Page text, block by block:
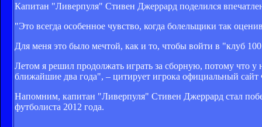
Капитан "Ливерпуля" Стивен Джеррард поделился
"Это всегда особенное чувство, когда болельщики так
Для меня это было мечтой, как и то, чтобы войти в "клуб
Летом я решил продолжать играть за сборную, потому что у
ближайшие два года", – цитирует игрока официальный
Напомним, капитан "Ливерпуля" Стивен Джеррард стал
футболиста 2012 года.